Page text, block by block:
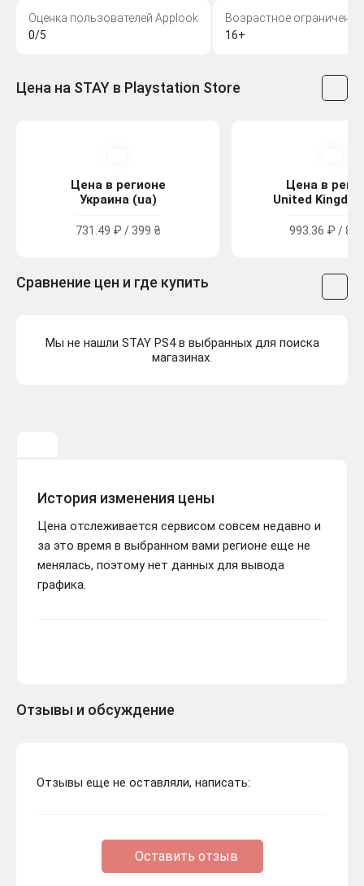
Оценка пользователей Applook
0/5
Возрастное ограничение
16+
Цена на STAY в Playstation Store
Цена в регионе
Украина (ua)
731.49 ₽ / 399 ₴
Цена в
United
993.36 ₽ /
Сравнение цен и где купить
Мы не нашли STAY PS4 в выбранных для поиска
магазинах.
История изменения цены
Цена отслеживается сервисом совсем недавно и
за это время в выбранном вами регионе еще не
менялась, поэтому нет данных для вывода
графика.
Отзывы и обсуждение
Отзывы еще не оставляли, написать:
Оставить отзыв